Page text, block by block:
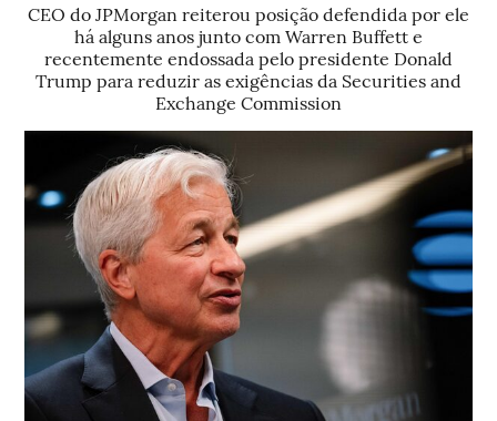
CEO do JPMorgan reiterou posição defendida por ele
há alguns anos junto com Warren Buffett e
recentemente endossada pelo presidente Donald
Trump para reduzir as exigências da Securities and
Exchange Commission